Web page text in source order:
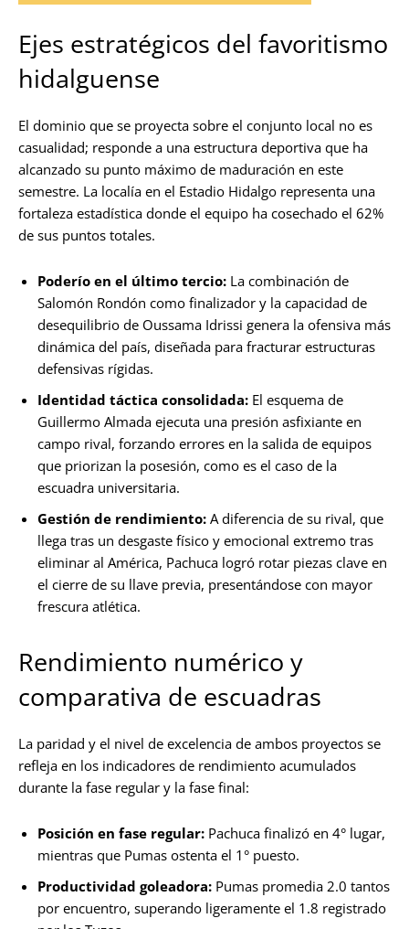
Ejes estratégicos del favoritismo
hidalguense
El dominio que se proyecta sobre el conjunto local no es
casualidad; responde a una estructura deportiva que ha
alcanzado su punto máximo de maduración en este
semestre. La localía en el Estadio Hidalgo representa una
fortaleza estadística donde el equipo ha cosechado el 62%
de sus puntos totales.
Poderío en el último tercio: La combinación de
Salomón Rondón como finalizador y la capacidad de
desequilibrio de Oussama Idrissi genera la ofensiva más
dinámica del país, diseñada para fracturar estructuras
defensivas rígidas.
Identidad táctica consolidada: El esquema de
Guillermo Almada ejecuta una presión asfixiante en
campo rival, forzando errores en la salida de equipos
que priorizan la posesión, como es el caso de la
escuadra universitaria.
Gestión de rendimiento: A diferencia de su rival, que
llega tras un desgaste físico y emocional extremo tras
eliminar al América, Pachuca logró rotar piezas clave en
el cierre de su llave previa, presentándose con mayor
frescura atlética.
Rendimiento numérico y
comparativa de escuadras
La paridad y el nivel de excelencia de ambos proyectos se
refleja en los indicadores de rendimiento acumulados
durante la fase regular y la fase final:
Posición en fase regular: Pachuca finalizó en 4° lugar,
mientras que Pumas ostenta el 1° puesto.
Productividad goleadora: Pumas promedia 2.0 tantos
por encuentro, superando ligeramente el 1.8 registrado